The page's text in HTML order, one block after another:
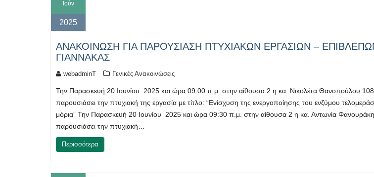
Ιούν
2025
ΑΝΑΚΟΙΝΩΣΗ ΓΙΑ ΠΑΡΟΥΣΙΑΣΗ ΠΤΥΧΙΑΚΩΝ ΕΡΓΑΣΙΩΝ –
ΓΙΑΝΝΑΚΑΣ
webadminT Γενικές Ανακοινώσεις
Την Παρασκευή 20 Ιουνίου 2025 και ώρα 09:00 π.μ. στην αίθουσα 2 η κα. Νικολέτα Θανοπούλου
παρουσιάσει την πτυχιακή της εργασία με τίτλο: “Εvίσχυση της ενεργοποίησης του ενζύμου
μόρια” Την Παρασκευή 20 Ιουνίου 2025 και ώρα 09:30 π.μ. στην αίθουσα 2 η κα. Αντωνία
παρουσιάσει την πτυχιακή…
Περισσότερα